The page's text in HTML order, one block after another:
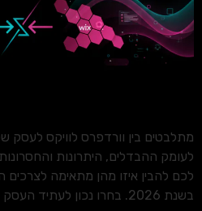
מתלבטים בין וורדפרס לוויקס לעסק
לעומק ההבדלים, היתרונות
לכם להבין איזו מהן מתאימה לצרכים
בשנת 2026. בחרו נכון לעתיד העסק שלכם.